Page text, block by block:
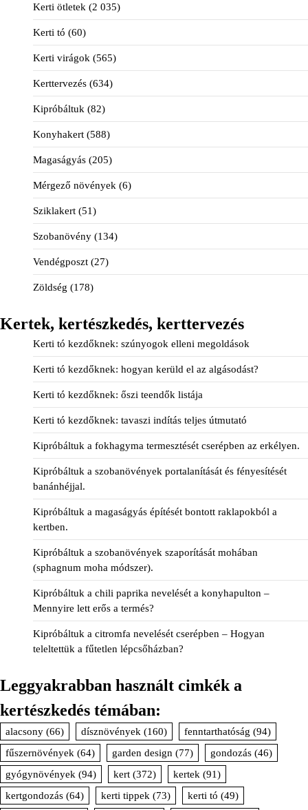
Kerti ötletek (2 035)
Kerti tó (60)
Kerti virágok (565)
Kerttervezés (634)
Kipróbáltuk (82)
Konyhakert (588)
Magaságyás (205)
Mérgező növények (6)
Sziklakert (51)
Szobanövény (134)
Vendégposzt (27)
Zöldség (178)
Kertek, kertészkedés, kerttervezés
Kerti tó kezdőknek: szúnyogok elleni megoldások
Kerti tó kezdőknek: hogyan kerüld el az algásodást?
Kerti tó kezdőknek: őszi teendők listája
Kerti tó kezdőknek: tavaszi indítás teljes útmutató
Kipróbáltuk a fokhagyma termesztését cserépben az erkélyen.
Kipróbáltuk a szobanövények portalanítását és fényesítését
banánhéjjal.
Kipróbáltuk a magaságyás építését bontott raklapokból a
kertben.
Kipróbáltuk a szobanövények szaporítását mohában
(sphagnum moha módszer).
Kipróbáltuk a chili paprika nevelését a konyhapulton –
Mennyire lett erős a termés?
Kipróbáltuk a citromfa nevelését cserépben – Hogyan
teleltettük a fűtetlen lépcsőházban?
Leggyakrabban használt cimkék a
kertészkedés témában:
alacsony (66) dísznövények (160) fenntarthatóság (94)
fűszernövények (64) garden design (77) gondozás (46)
gyógynövények (94) kert (372) kertek (91)
kertgondozás (64) kerti tippek (73) kerti tó (49)